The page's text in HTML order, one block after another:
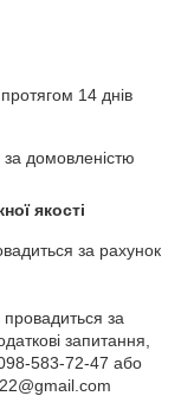
14 днів
за домовленістю
якості
за рахунок
за
запитання,
583-72-47 або